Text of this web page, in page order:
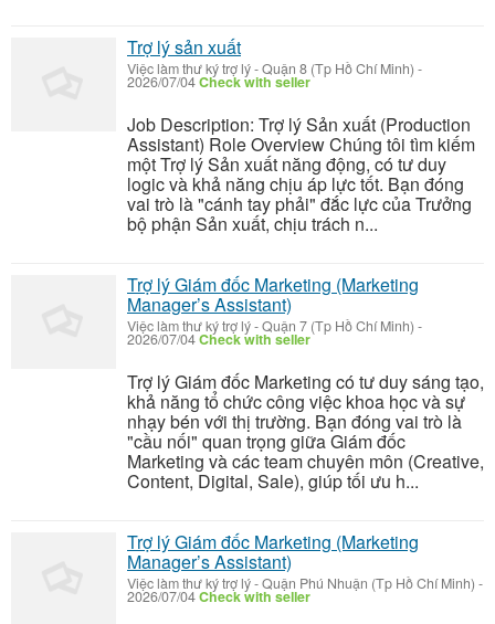
Trợ lý sản xuất
Việc làm thư ký trợ lý-Quận 8 (Tp Hồ Chí Minh) -
2026/07/04Check with seller
Job Description: Trợ lý Sản xuất (Production
Assistant) Role Overview Chúng tôi tìm kiếm
một Trợ lý Sản xuất năng động, có tư duy
logic và khả năng chịu áp lực tốt. Bạn đóng
vai trò là "cánh tay phải" đắc lực của Trưởng
bộ phận Sản xuất, chịu trách n...
Trợ lý Giám đốc Marketing (Marketing
Manager’s Assistant)
Việc làm thư ký trợ lý-Quận 7 (Tp Hồ Chí Minh) -
2026/07/04Check with seller
Trợ lý Giám đốc Marketing có tư duy sáng tạo,
khả năng tổ chức công việc khoa học và sự
nhạy bén với thị trường. Bạn đóng vai trò là
"cầu nối" quan trọng giữa Giám đốc
Marketing và các team chuyên môn (Creative,
Content, Digital, Sale), giúp tối ưu h...
Trợ lý Giám đốc Marketing (Marketing
Manager’s Assistant)
Việc làm thư ký trợ lý-Quận Phú Nhuận (Tp Hồ Chí Minh) -
2026/07/04Check with seller